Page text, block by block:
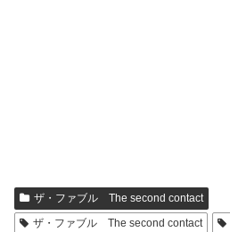
ザ・ファブル The second contact
ザ・ファブル The second contact